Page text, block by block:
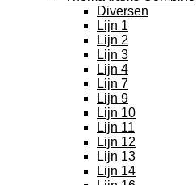
Diversen
Lijn 1
Lijn 2
Lijn 3
Lijn 4
Lijn 7
Lijn 9
Lijn 10
Lijn 11
Lijn 12
Lijn 13
Lijn 14